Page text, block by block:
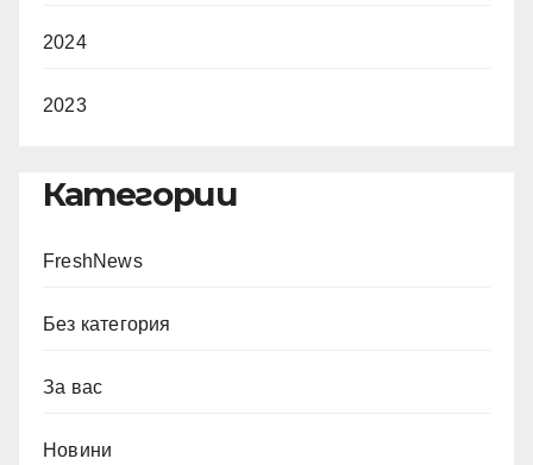
2024
2023
Категории
FreshNews
Без категория
За вас
Новини